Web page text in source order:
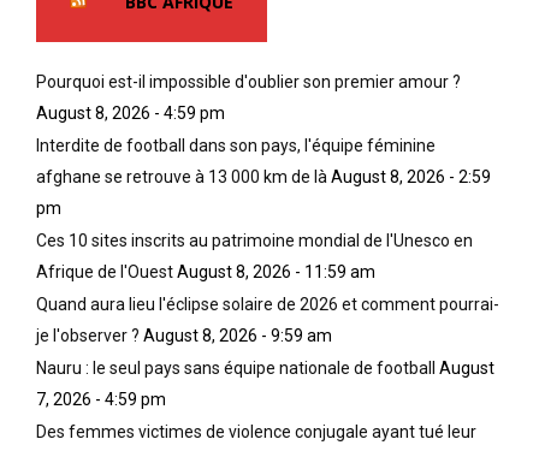
Pourquoi est-il impossible d'oublier son premier amour ?
August 8, 2026 - 4:59 pm
Interdite de football dans son pays, l'équipe féminine
afghane se retrouve à 13 000 km de là August 8, 2026 - 2:59
pm
Ces 10 sites inscrits au patrimoine mondial de l'Unesco en
Afrique de l'OuestAugust 8, 2026 - 11:59 am
Quand aura lieu l'éclipse solaire de 2026 et comment pourrai-
je l'observer ? August 8, 2026 - 9:59 am
Nauru : le seul pays sans équipe nationale de football
August
7, 2026 - 4:59 pm
Des femmes victimes de violence conjugale ayant tué leur